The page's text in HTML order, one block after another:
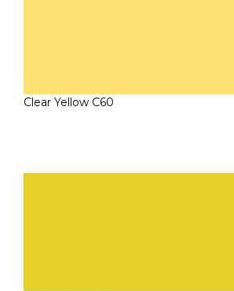
Clear Yellow C60